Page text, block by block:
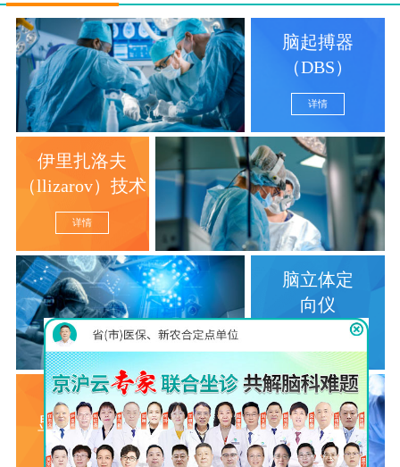
脑起搏器
（DBS）
详情
伊里扎洛夫
（llizarov）技术
详情
脑立体定
向仪
巴氏MVD
显微分离术
详情